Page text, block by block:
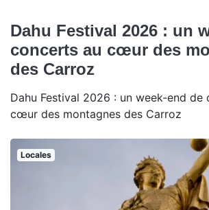
Dahu Festival 2026 : un
concerts au cœur des
des Carroz
Dahu Festival 2026 : un week-end de
cœur des montagnes des Carroz
Locales